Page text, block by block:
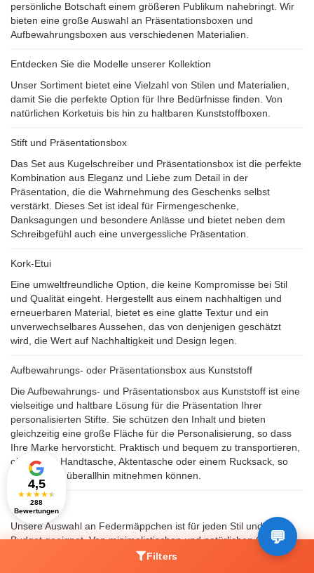
persönliche Botschaft einem größeren Publikum nahebringt. Wir
bieten eine große Auswahl an Präsentationsboxen und
Aufbewahrungsboxen aus verschiedenen Materialien.
Entdecken Sie die Modelle unserer Kollektion
Unser Sortiment bietet eine Vielzahl von Stilen und Materialien,
damit Sie die perfekte Option für Ihre Bedürfnisse finden. Von
natürlichen Korketuis bis hin zu haltbaren Kunststoffboxen.
Stift und Präsentationsbox
Das Set aus Kugelschreiber und Präsentationsbox ist die perfekte
Kombination aus Eleganz und Liebe zum Detail in der
Präsentation, die die Wahrnehmung des Geschenks selbst
verstärkt. Dieses Set ist ideal für Firmengeschenke,
Danksagungen und besondere Anlässe und bietet neben dem
Schreibgefühl auch eine unvergessliche Präsentation.
Kork-Etui
Eine umweltfreundliche Option, die keine Kompromisse bei Stil
und Qualität eingeht. Hergestellt aus einem nachhaltigen und
erneuerbaren Material, bietet es eine glatte Textur und ein
unverwechselbares Aussehen, das von denjenigen geschätzt
wird, die Wert auf Nachhaltigkeit und Design legen.
Aufbewahrungs- oder Präsentationsbox aus Kunststoff
Die Aufbewahrungs- und Präsentationsbox aus Kunststoff ist eine
vielseitige und haltbare Lösung für die Präsentation Ihrer
personalisierten Stifte. Sie schützen den Inhalt und bieten
gleichzeitig eine große Fläche für die Personalisierung, so dass
Ihre Marke hervorsticht. Praktisch und bequem zu transportieren,
ob in einer Handtasche, Aktentasche oder einem Rucksack, so
dass Sie sie überallhin mitnehmen können.
Stiftetuis
Unsere Auswahl an Federmäppchen ist für jeden Stil und jedes
Budget geeignet. Von minimalistischen und natürlichen Optionen
bis hin zu aufwendigeren und professionellen Designs.
Filters
4,5
★★★★★
288
Bewertungen